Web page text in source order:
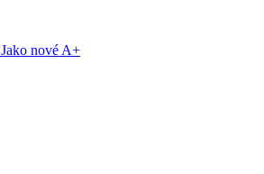
Jako nové A+